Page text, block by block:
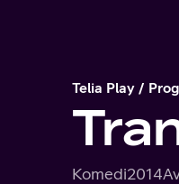
Telia Play
Komedi2014